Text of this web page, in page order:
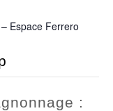
– Espace Ferrero
: